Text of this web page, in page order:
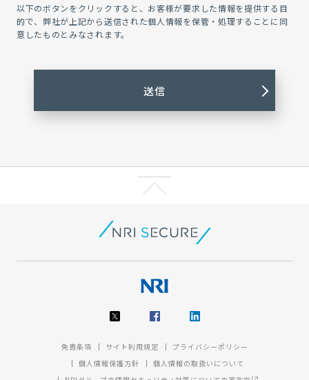
以下のボタンをクリックすると、お客様が要求した情報を提供する目
的で、弊社が上記から送信された個人情報を保管・処理することに同
意したものとみなされます。
免責条項 サイト利用規定
プライバシーポリシー
個人情報保護方針
個人情報の取扱いについて